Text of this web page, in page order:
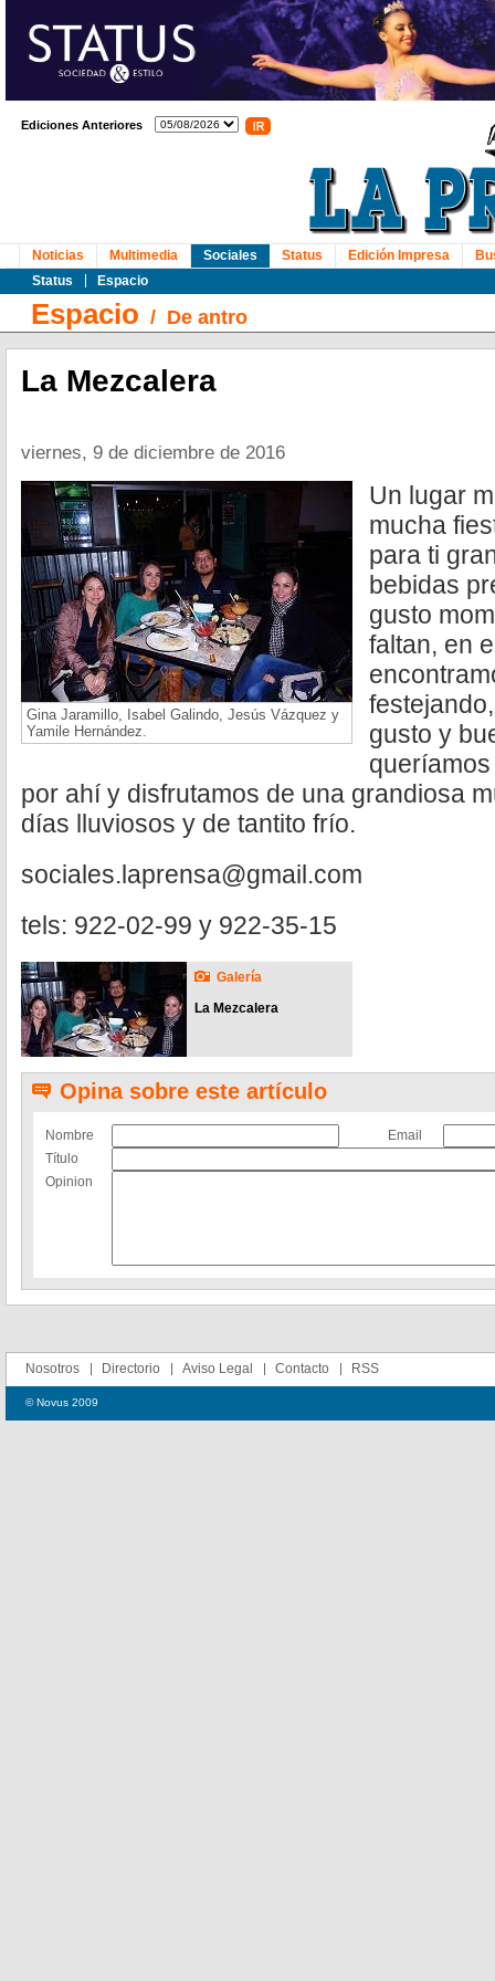
Ediciones Anteriores
Noticias Multimedia
Sociales
Status
Espacio
Status Edición Impresa
Espacio / De antro
La Mezcalera
viernes, 9 de diciembre de 2016
Gina Jaramillo, Isabel Galindo, Jesús Vázquez y
Yamile Hernández.
Un lugar
mucha
para ti
bebidas
gusto
faltan, en
gusto y
por ahí y disfrutamos de una grandiosa
días lluviosos y de tantito frío.
sociales.laprensa@gmail.com
tels: 922-02-99 y 922-35-15
Galería
La Mezcalera
Opina sobre este artículo
Nombre
Email
Título
Opinion
Nosotros Directorio Aviso Legal Contacto RSS
© Novus 2009